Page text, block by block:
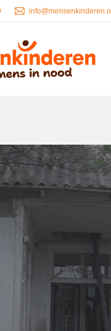
info@mensenkinderen.nl